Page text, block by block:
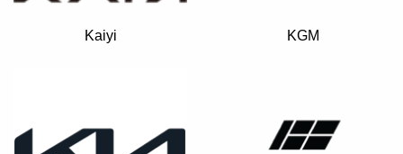
Kaiyi KGM